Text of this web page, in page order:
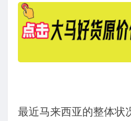
最近马来西亚的整体状